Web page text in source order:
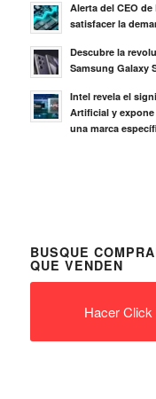
Alerta del CEO
satisfacer la
Descubre la
Samsung Galaxy
Intel revela el
Artificial y
una marca
BUSQUE
QUE VENDEN
Hacer Click